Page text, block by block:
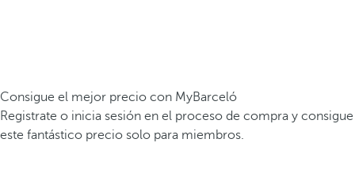
Consigue el mejor precio con MyBarceló
Registrate o inicia sesión en el proceso de compra y consigue
este fantástico precio solo para miembros.